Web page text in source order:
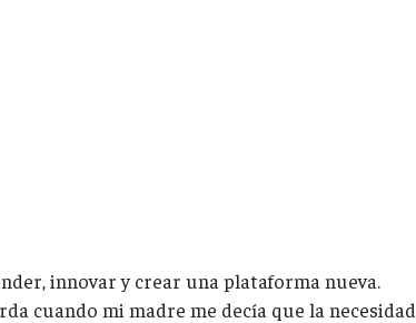
innovar y crear una plataforma nueva.
cuando mi madre me decía que la necesidad